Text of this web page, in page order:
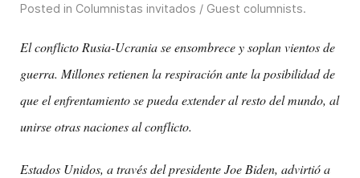
Posted in Columnistas invitados / Guest columnists.
El conflicto Rusia-Ucrania se ensombrece y soplan vientos de
guerra. Millones retienen la respiración ante la posibilidad de
que el enfrentamiento se pueda extender al resto del mundo, al
unirse otras naciones al conflicto.
Estados Unidos, a través del presidente Joe Biden, advirtió a